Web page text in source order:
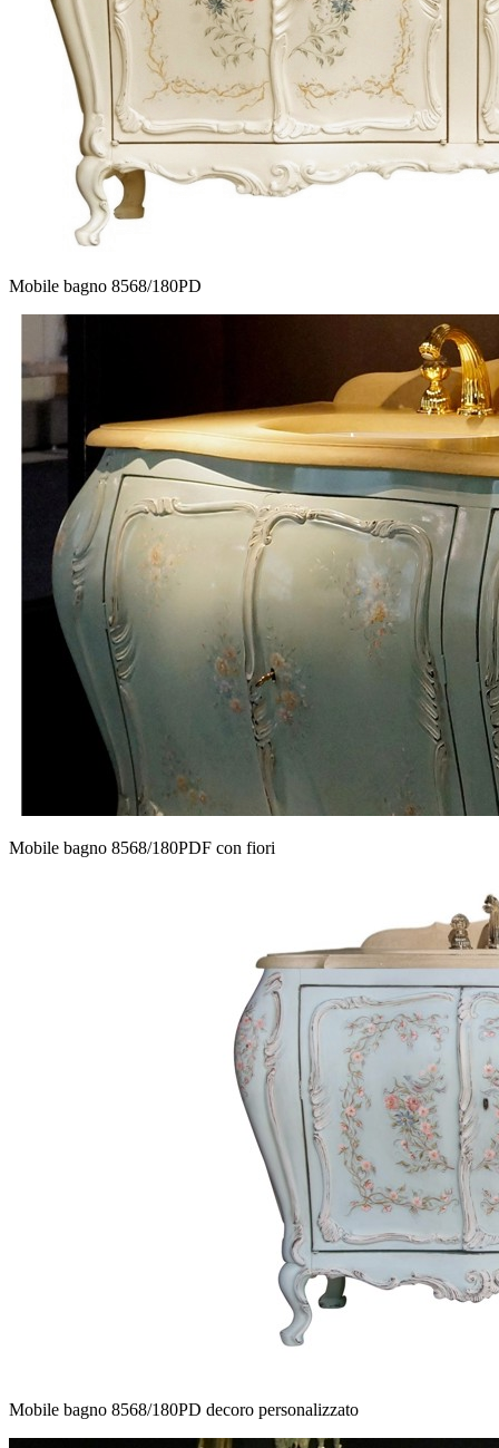
Mobile bagno 8568/180PD
Mobile bagno 8568/180PDF con fiori
Mobile bagno 8568/180PD decoro personalizzato